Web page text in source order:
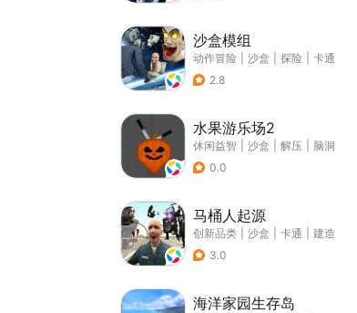
沙盒模组
动作冒险 沙盒 探险
卡通
2.8
水果游乐场2
休闲益智 沙盒 解压
脑洞
0.0
马桶人起源
创新品类 沙盒 卡通
建造
3.0
海洋家园生存岛